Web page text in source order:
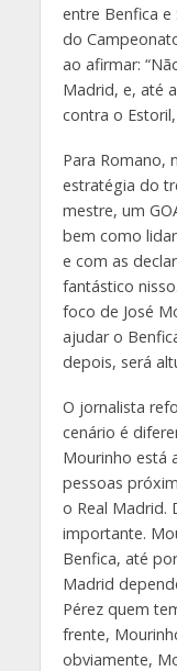
entre Benfica
do
ao afirmar:
Madrid, e, até
contra o
Para Romano,
estratégia do
mestre, um
bem como
e com as
fantástico
foco de José
ajudar o
depois, será
O jornalista
cenário é
Mourinho está
pessoas
o Real Madrid.
importante.
Benfica, até
Madrid
Pérez quem
frente,
obviamente,